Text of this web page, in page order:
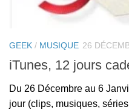
GEEK / MUSIQUE 26
iTunes, 12 jours
Du 26 Décembre au 6
jour (clips, musiques,